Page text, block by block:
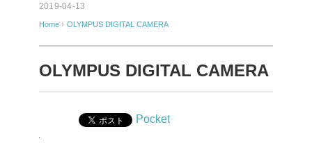
2019-04-13
Home › OLYMPUS DIGITAL CAMERA
OLYMPUS DIGITAL CAMERA
Pocket